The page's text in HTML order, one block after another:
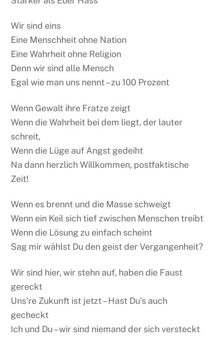
Wir sind eins
Eine Menschheit ohne Nation
Eine Wahrheit ohne Religion
Denn wir sind alle Mensch
Egal wie man uns nennt – zu 100 Prozent
Wenn Gewalt ihre Fratze zeigt
Wenn die Wahrheit bei dem liegt, der lauter
schreit,
Wenn die Lüge auf Angst gedeiht
Na dann herzlich Willkommen, postfaktische
Zeit!
Wenn es brennt und die Masse schweigt
Wenn ein Keil sich tief zwischen Menschen treibt
Wenn die Lösung zu einfach scheint
Sag mir wählst Du den geist der Vergangenheit?
Wir sind hier, wir stehn auf, haben die Faust
gereckt
Uns’re Zukunft ist jetzt – Hast Du’s auch
gecheckt
Ich und Du – wir sind niemand der sich versteckt